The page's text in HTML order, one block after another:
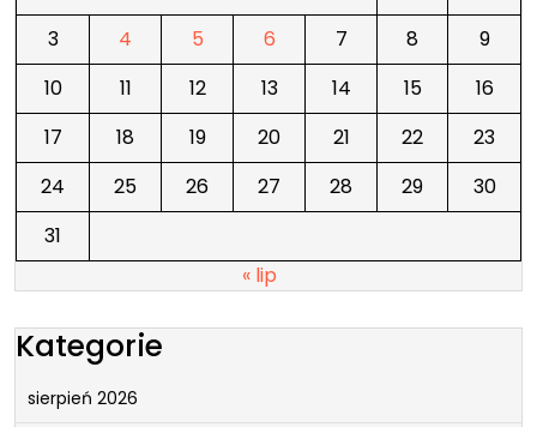
3
4 5 6 7 8
9
10
11 12 13 14 15
16
17
18 19 20 21 22
23
24
25 26 27 28 29
30
31
« lip
Kategorie
sierpień 2026